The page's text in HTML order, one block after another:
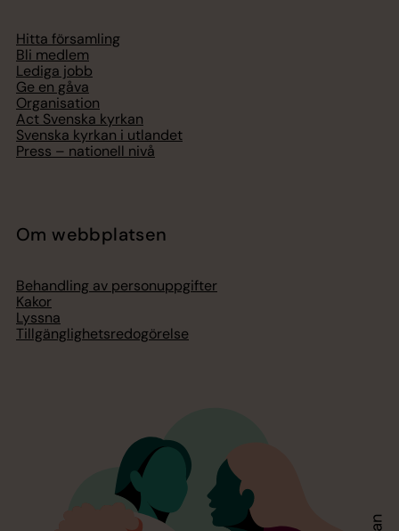
Hitta församling
Bli medlem
Lediga jobb
Ge en gåva
Organisation
Act Svenska kyrkan
Svenska kyrkan i utlandet
Press – nationell nivå
Om webbplatsen
Behandling av personuppgifter
Kakor
Lyssna
Tillgänglighetsredogörelse